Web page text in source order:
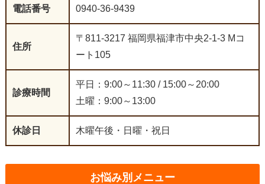
電話番号 0940-36-9439
住所
〒811-3217 福岡県福津市中央2-1-3 Mコ
ート105
診療時間
平日：9:00～11:30 / 15:00～20:00
土曜：9:00～13:00
休診日 木曜午後・日曜・祝日
お悩み別メニュー